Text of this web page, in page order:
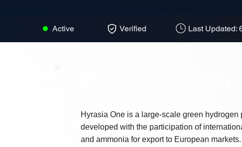
Active Verified Last Updated:
Hyrasia One is a large-scale green
developed with the participation of
and ammonia for export to European